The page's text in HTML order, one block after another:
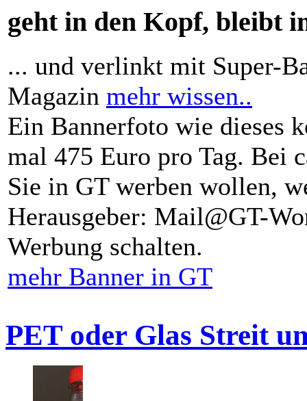
geht in den Kopf, bleibt
... und verlinkt mit Super-
Magazin mehr wissen..
Ein Bannerfoto wie dieses
mal 475 Euro pro Tag. Bei
Sie in GT werben wollen,
Herausgeber: Mail@GT-
Werbung schalten.
mehr Banner in GT
PET oder Glas Streit